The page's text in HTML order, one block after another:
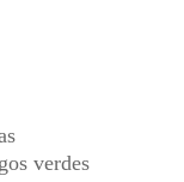
verdes